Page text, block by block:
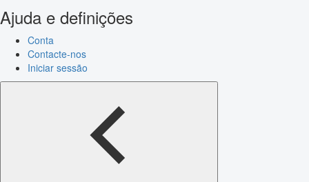
Ajuda e definições
Conta
Contacte-nos
Iniciar sessão